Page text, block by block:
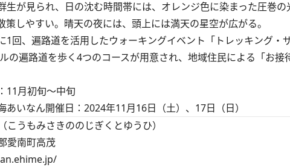
生が見られ、日の沈む時間帯には、オレンジ色に染まった圧巻
策しやすい。晴天の夜には、頭上には満天の星空が広がる。
回、遍路道を活用したウォーキングイベント「トレッキング・
の遍路道を歩く4つのコースが用意され、地域住民による「お
11月初旬～中旬
あいなん開催日：2024年11月16日（土）、17日（日）
こうもみさきののじぎくとゆうひ）
愛南町高茂